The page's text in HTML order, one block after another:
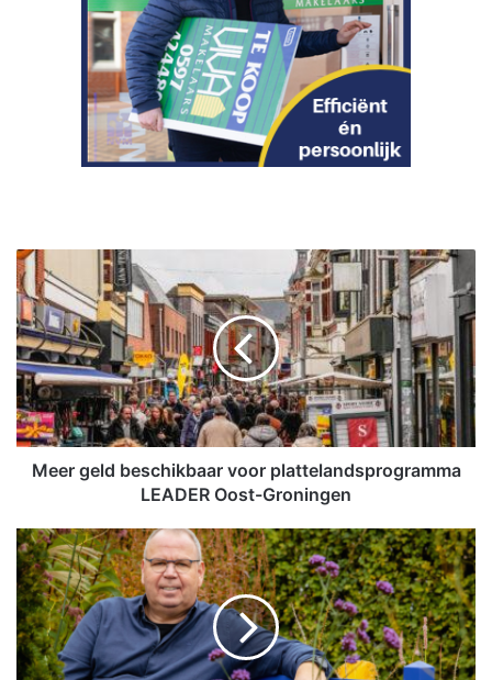
M
e
e
r
g
e
l
d
b
h
i
k
b
a
a
Meer geld beschikbaar voor plattelandsprogramma
LEADER Oost-Groningen
C
o
l
u
m
n